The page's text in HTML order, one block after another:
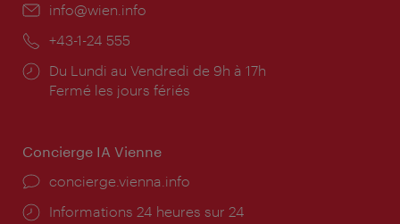
E-
info@wien.info
Téléphone:
+43-1-24 555
Horaires
d'ouverture:
Du Lundi au Vendredi de 9h à 17h
Fermé les jours fériés
Concierge IA Vienne
Ort:
concierge.vienna.info
Öffnungszeiten:
Informations 24 heures sur 24